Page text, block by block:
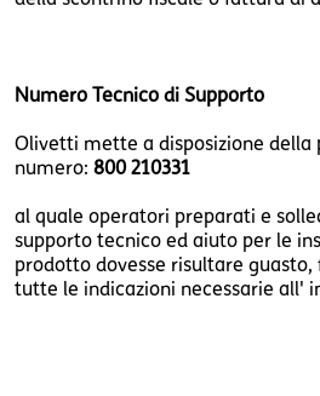
Numero Tecnico di Supporto
Olivetti mette a disposizione della
numero: 800 210331
al quale operatori preparati e
supporto tecnico ed aiuto per le
prodotto dovesse risultare
tutte le indicazioni necessarie all'